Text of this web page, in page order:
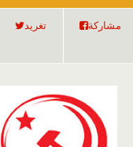
مشاركة تغريد